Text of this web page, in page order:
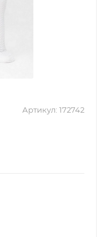
Артикул: 172742